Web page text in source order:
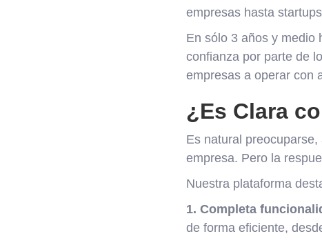
empresas hasta
En sólo 3 años y medio
confianza por parte de
empresas a operar con
¿Es Clara
Es natural
empresa. Pero la
Nuestra plataforma
1. Completa
de forma eficiente,